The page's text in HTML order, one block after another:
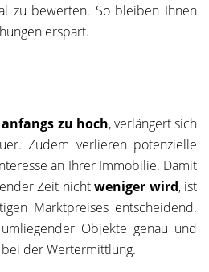
zu bewerten. So bleiben Ihnen
erspart.
zu hoch, verlängert sich
Zudem verlieren potenzielle
an Ihrer Immobilie. Damit
Zeit nichtweniger wird, ist
Marktpreises entscheidend.
Objekte genau und
der Wertermittlung.